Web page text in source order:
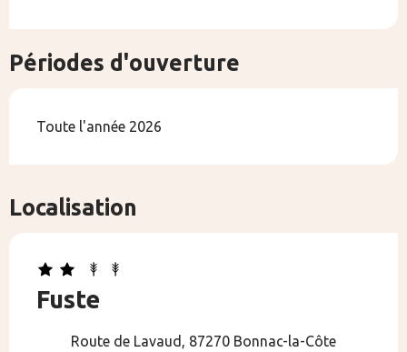
Périodes d'ouverture
Toute l'année 2026
Localisation
Fuste
Route de Lavaud, 87270 Bonnac-la-Côte